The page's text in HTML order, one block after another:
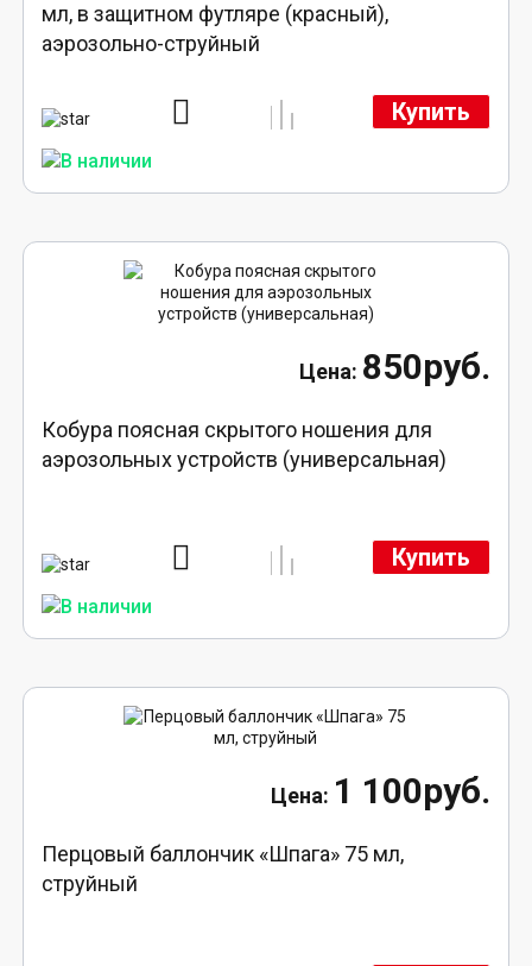
мл, в защитном футляре (красный),
аэрозольно-струйный
Купить
850руб.
Кобура поясная скрытого ношения для
аэрозольных устройств (универсальная)
Купить
1 100руб.
Перцовый баллончик «Шпага» 75 мл,
струйный